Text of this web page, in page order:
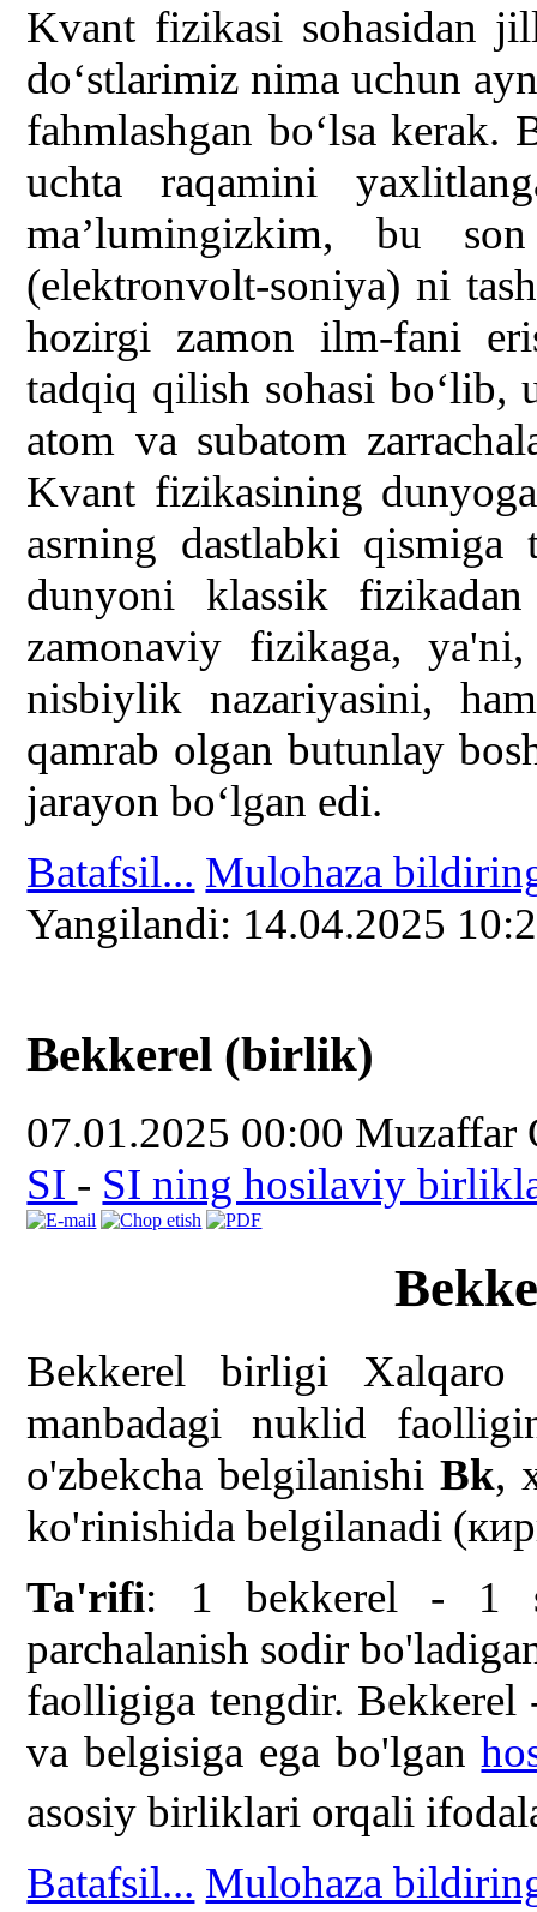
Kvant fizikasi sohasidan
do‘stlarimiz nima uchun
fahmlashgan bo‘lsa kerak.
uchta raqamini
ma’lumingizkim, bu
(elektronvolt-soniya) ni
hozirgi zamon ilm-fani
tadqiq qilish sohasi bo‘lib,
atom va subatom
Kvant fizikasining
asrning dastlabki qismiga
dunyoni klassik
zamonaviy fizikaga,
nisbiylik nazariyasini,
qamrab olgan butunlay
jarayon bo‘lgan edi.
Batafsil... Mulohaza
Yangilаndi: 14.04.2025
Bekkerel (birlik)
07.01.2025 00:00 Muzaffar
SI - SI ning hosilaviy
Bekkerel birligi
manbadagi nuklid
o'zbekcha belgilanishi Bk,
ko'rinishida belgilanadi
Ta'rifi: 1 bekkerel - 1
parchalanish sodir
faolligiga tengdir.
va belgisiga ega bo'lgan
asosiy birliklari orqali
Batafsil... Mulohaza